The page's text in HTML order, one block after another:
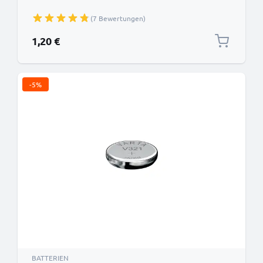
(7 Bewertungen)
1,20 €
-5%
BATTERIEN